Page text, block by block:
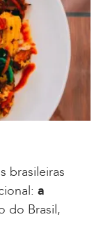
brasileiras
a
do Brasil,